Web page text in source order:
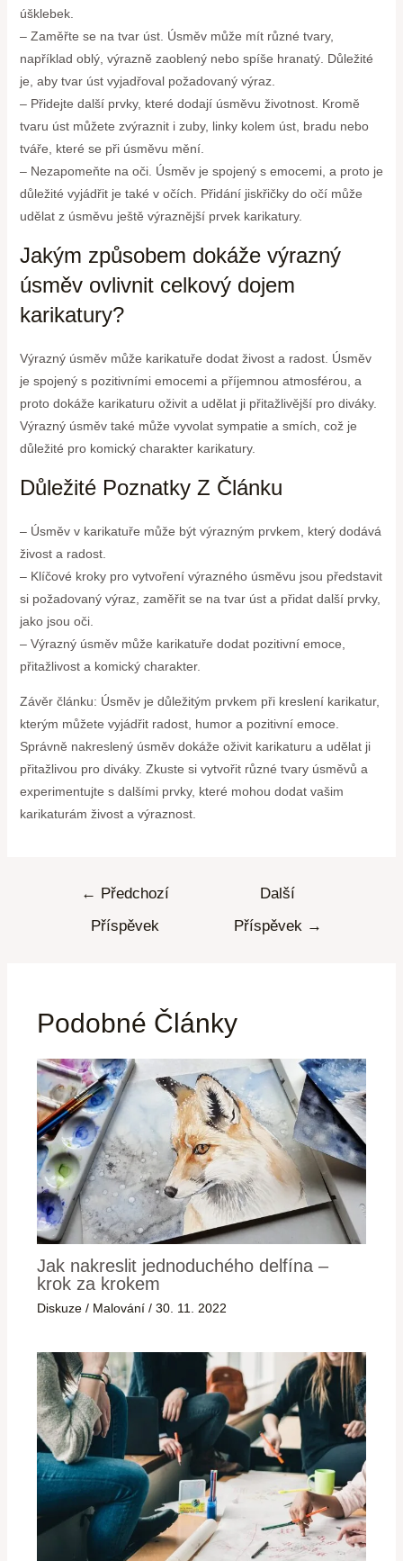
úšklebek.
– Zaměřte se na tvar úst. Úsměv může mít různé tvary,
například oblý, výrazně zaoblený nebo spíše hranatý. Důležité
je, aby tvar úst vyjadřoval požadovaný výraz.
– Přidejte další prvky, které dodají úsměvu životnost. Kromě
tvaru úst můžete zvýraznit i zuby, linky kolem úst, bradu nebo
tváře, které se při úsměvu mění.
– Nezapomeňte na oči. Úsměv je spojený s emocemi, a proto je
důležité vyjádřit je také v očích. Přidání jiskřičky do očí může
udělat z úsměvu ještě výraznější prvek karikatury.
Jakým způsobem dokáže výrazný
úsměv ovlivnit celkový dojem
karikatury?
Výrazný úsměv může karikatuře dodat živost a radost. Úsměv
je spojený s pozitivními emocemi a příjemnou atmosférou, a
proto dokáže karikaturu oživit a udělat ji přitažlivější pro diváky.
Výrazný úsměv také může vyvolat sympatie a smích, což je
důležité pro komický charakter karikatury.
Důležité Poznatky Z Článku
– Úsměv v karikatuře může být výrazným prvkem, který dodává
živost a radost.
– Klíčové kroky pro vytvoření výrazného úsměvu jsou představit
si požadovaný výraz, zaměřit se na tvar úst a přidat další prvky,
jako jsou oči.
– Výrazný úsměv může karikatuře dodat pozitivní emoce,
přitažlivost a komický charakter.
Závěr článku: Úsměv je důležitým prvkem při kreslení karikatur,
kterým můžete vyjádřit radost, humor a pozitivní emoce.
Správně nakreslený úsměv dokáže oživit karikaturu a udělat ji
přitažlivou pro diváky. Zkuste si vytvořit různé tvary úsměvů a
experimentujte s dalšími prvky, které mohou dodat vašim
karikaturám živost a výraznost.
← Předchozí
Příspěvek
Další
Příspěvek →
Podobné Články
Jak nakreslit jednoduchého delfína –
krok za krokem
Diskuze / Malování /30. 11. 2022